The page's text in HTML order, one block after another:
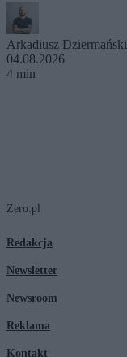
Arkadiusz Dziermański
04.08.2026
4 min
Zero.pl
Redakcja
Newsletter
Newsroom
Reklama
Kontakt